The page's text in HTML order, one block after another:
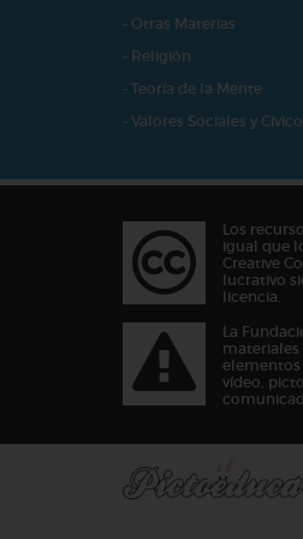
- Otras Materias
- Religión
- Teoría de la Mente
- Valores Sociales y
Los
igual que
Creative
lucrativo
licencia.
La
materiales
elementos
vídeo,